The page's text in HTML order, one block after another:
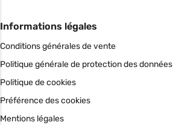
Informations légales
Conditions générales de vente
Politique générale de protection des données
Politique de cookies
Préférence des cookies
Mentions légales